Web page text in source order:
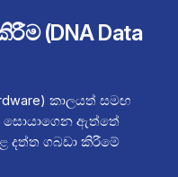
(DNA Data
කාලයත් සමඟ
සොයාගෙන ඇත්තේ
දත්ත ගබඩා කිරීමේ